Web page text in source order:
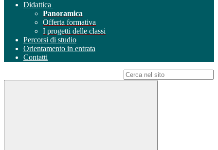
Didattica
Panoramica
Offerta formativa
I progetti delle classi
Percorsi di studio
Orientamento in entrata
Contatti